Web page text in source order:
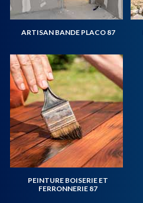
ARTISAN BANDE PLACO 87
PEINTURE BOISERIE ET
FERRONNERIE 87